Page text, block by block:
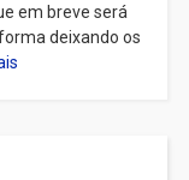
em breve será
deixando os